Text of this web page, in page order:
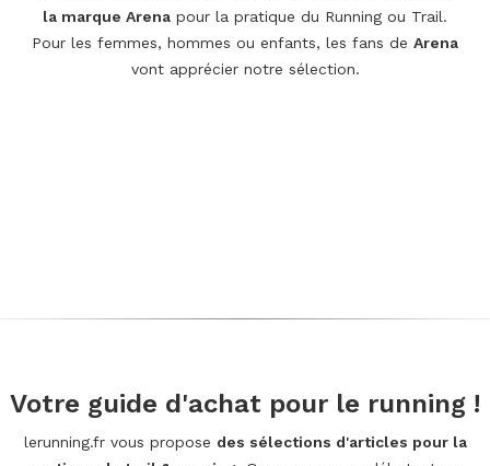
la marque Arena pour la pratique du Running ou Trail.
Pour les femmes, hommes ou enfants, les fans de Arena
vont apprécier notre sélection.
Votre guide d'achat pour le running !
lerunning.fr vous propose des sélections d'articles pour la